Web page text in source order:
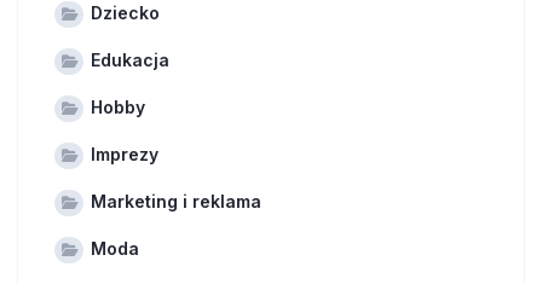
Dziecko
Edukacja
Hobby
Imprezy
Marketing i reklama
Moda